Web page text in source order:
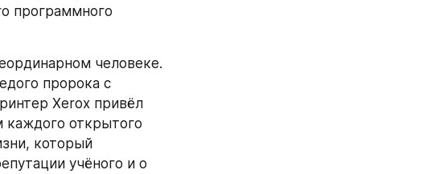
программного
человеке.
пророка с
Xerox привёл
каждого открытого
который
учёного и о